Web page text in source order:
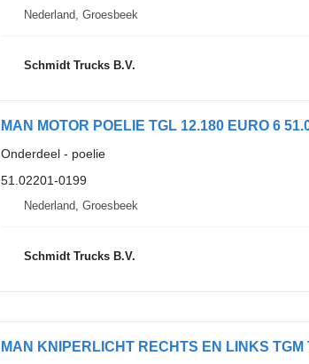
Nederland, Groesbeek
Schmidt Trucks B.V.
MAN MOTOR POELIE TGL 12.180 EURO 6
Onderdeel - poelie
51.02201-0199
Nederland, Groesbeek
Schmidt Trucks B.V.